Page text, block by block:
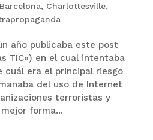
Barcelona, Charlottesville,
año publicaba este post
TIC») en el cual intentaba
cuál era el principal riesgo
del uso de Internet
terroristas y
forma...